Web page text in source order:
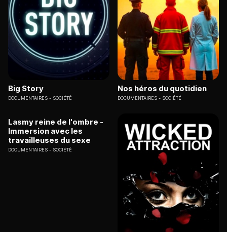
Big Story
DOCUMENTAIRES SOCIÉTÉ
Nos héros du quotidien
DOCUMENTAIRES SOCIÉTÉ
Lasmy reine de l'ombre -
Immersion avec les
travailleuses du sexe
DOCUMENTAIRES SOCIÉTÉ